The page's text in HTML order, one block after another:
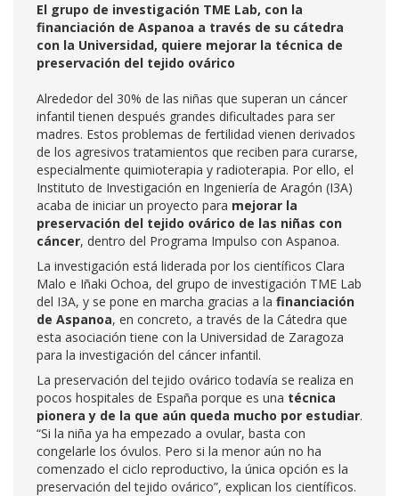
El grupo de investigación TME Lab, con la
financiación de Aspanoa a través de su cátedra
con la Universidad, quiere mejorar la técnica de
preservación del tejido ovárico
Alrededor del 30% de las niñas que superan un cáncer
infantil tienen después grandes dificultades para ser
madres. Estos problemas de fertilidad vienen derivados
de los agresivos tratamientos que reciben para curarse,
especialmente quimioterapia y radioterapia. Por ello, el
Instituto de Investigación en Ingeniería de Aragón (I3A)
acaba de iniciar un proyecto para mejorar la
preservación del tejido ovárico de las niñas con
cáncer, dentro del Programa Impulso con Aspanoa.
La investigación está liderada por los científicos Clara
Malo e Iñaki Ochoa, del grupo de investigación TME Lab
del I3A, y se pone en marcha gracias a la financiación
de Aspanoa, en concreto, a través de la Cátedra que
esta asociación tiene con la Universidad de Zaragoza
para la investigación del cáncer infantil.
La preservación del tejido ovárico todavía se realiza en
pocos hospitales de España porque es una técnica
pionera y de la que aún queda mucho por estudiar.
“Si la niña ya ha empezado a ovular, basta con
congelarle los óvulos. Pero si la menor aún no ha
comenzado el ciclo reproductivo, la única opción es la
preservación del tejido ovárico”, explican los científicos.